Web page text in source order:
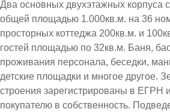
Два основных двухэтажных корпуса
общей площадью 1.000кв.м. на 36
просторных коттеджа 200кв.м. и
гостей площадью по 32кв.м. Баня,
проживания персонала, беседки,
детские площадки и многое другое.
строения зарегистрированы в ЕГРН
покупателю в собственность.